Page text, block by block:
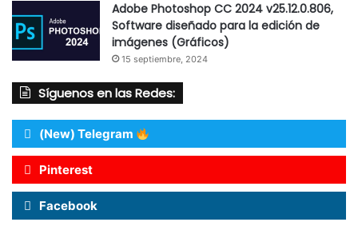
Adobe Photoshop CC 2024 v25.12.0.806,
Software diseñado para la edición de
imágenes (Gráficos)
15 septiembre, 2024
Síguenos en las Redes:
(New) Telegram
Pinterest
Facebook